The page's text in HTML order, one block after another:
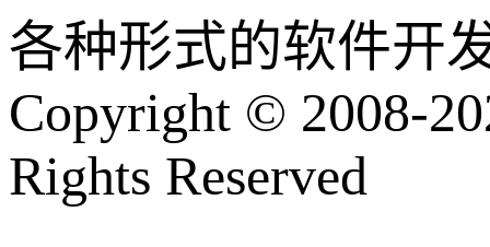
各种形式的软件开
Copyright © 2008-
Rights Reserved